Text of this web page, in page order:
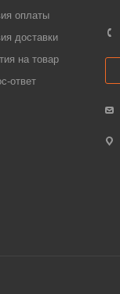
оплаты
доставки
на товар
ответ